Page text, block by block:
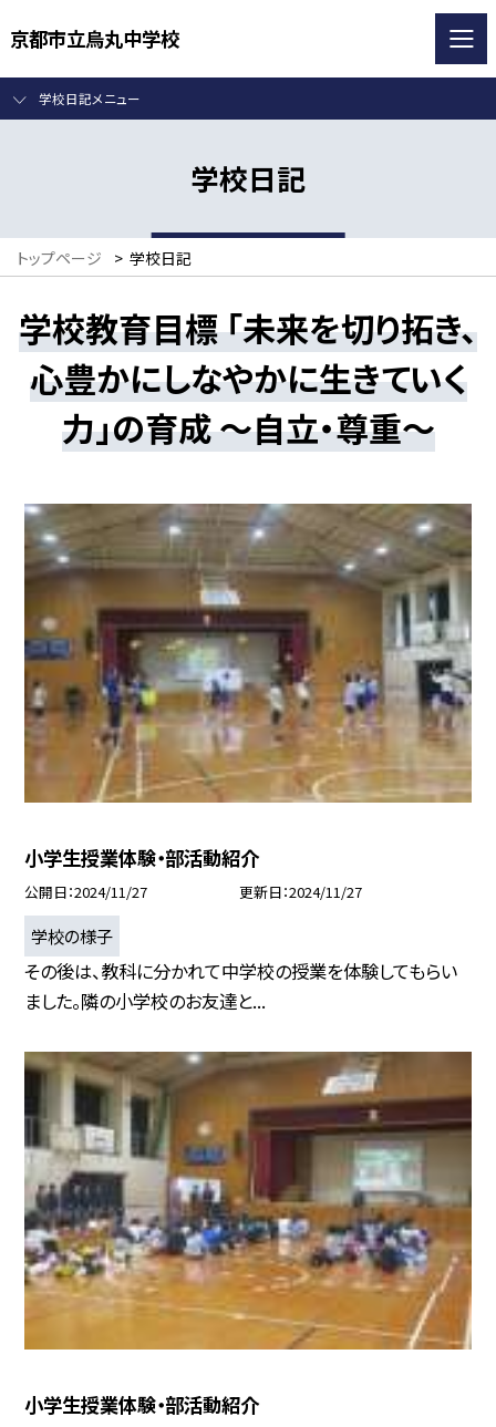
京都市立烏丸中学校
学校日記メニュー
学校日記
トップページ > 学校日記
学校教育目標 「未来を切り拓き、
心豊かにしなやかに生きていく
力」の育成 ～自立・尊重～
小学生授業体験・部活動紹介
公開日 2024/11/27 更新日 2024/11/27
学校の様子
その後は、教科に分かれて中学校の授業を体験してもらい
ました。隣の小学校のお友達と...
小学生授業体験・部活動紹介